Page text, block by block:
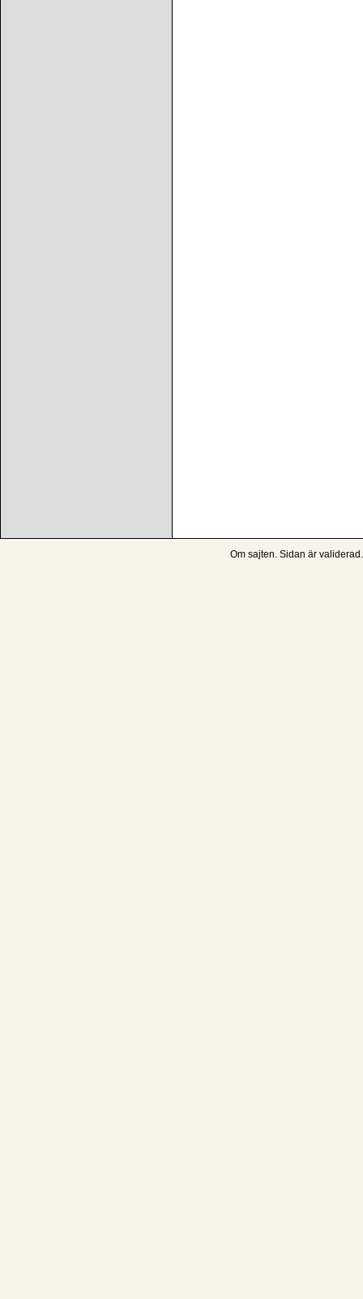
Om sajten. Sidan är validerad